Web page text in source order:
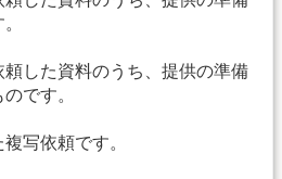
した資料のうち、提供の準備
です。
写依頼です。